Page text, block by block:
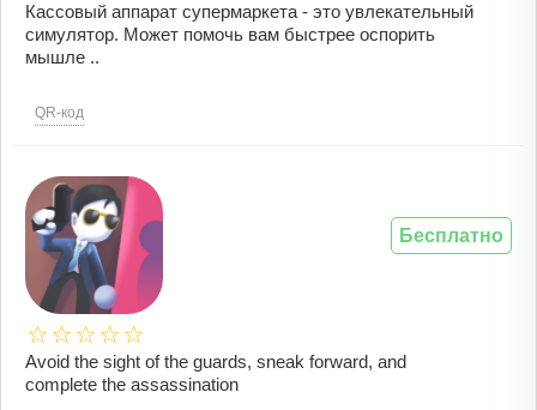
Кассовый аппарат супермаркета - это увлекательный
симулятор. Может помочь вам быстрее оспорить
мышле ..
QR-код
Avoid the sight of the guards, sneak forward, and
complete the assassination
Бесплатно